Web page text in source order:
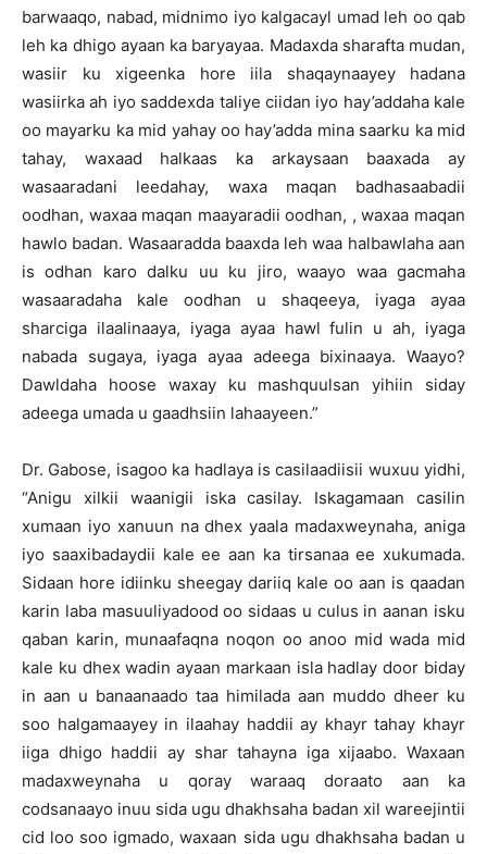
barwaaqo, nabad, midnimo iyo kalgacayl umad leh oo qab
leh ka dhigo ayaan ka baryayaa. Madaxda sharafta mudan,
wasiir ku xigeenka hore iila shaqaynaayey hadana
wasiirka ah iyo saddexda taliye ciidan iyo hay’addaha kale
oo mayarku ka mid yahay oo hay’adda mina saarku ka mid
tahay, waxaad halkaas ka arkaysaan baaxada ay
wasaaradani leedahay, waxa maqan badhasaabadii
oodhan, waxaa maqan maayaradii oodhan, , waxaa maqan
hawlo badan. Wasaaradda baaxda leh waa halbawlaha aan
is odhan karo dalku uu ku jiro, waayo waa gacmaha
wasaaradaha kale oodhan u shaqeeya, iyaga ayaa
sharciga ilaalinaaya, iyaga ayaa hawl fulin u ah, iyaga
nabada sugaya, iyaga ayaa adeega bixinaaya. Waayo?
Dawldaha hoose waxay ku mashquulsan yihiin siday
adeega umada u gaadhsiin lahaayeen.”
Dr. Gabose, isagoo ka hadlaya is casilaadiisii wuxuu yidhi,
“Anigu xilkii waanigii iska casilay. Iskagamaan casilin
xumaan iyo xanuun na dhex yaala madaxweynaha, aniga
iyo saaxibadaydii kale ee aan ka tirsanaa ee xukumada.
Sidaan hore idiinku sheegay dariiq kale oo aan is qaadan
karin laba masuuliyadood oo sidaas u culus in aanan isku
qaban karin, munaafaqna noqon oo anoo mid wada mid
kale ku dhex wadin ayaan markaan isla hadlay door biday
in aan u banaanaado taa himilada aan muddo dheer ku
soo halgamaayey in ilaahay haddii ay khayr tahay khayr
iiga dhigo haddii ay shar tahayna iga xijaabo. Waxaan
madaxweynaha u qoray waraaq doraato aan ka
codsanaayo inuu sida ugu dhakhsaha badan xil wareejintii
cid loo soo igmado, waxaan sida ugu dhakhsaha badan u